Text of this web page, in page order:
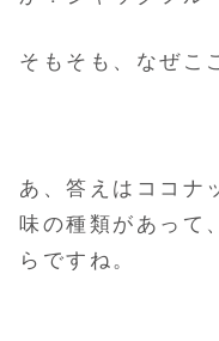
そもそも、なぜこ
あ、答えはココナ
味の種類があって
らですね。